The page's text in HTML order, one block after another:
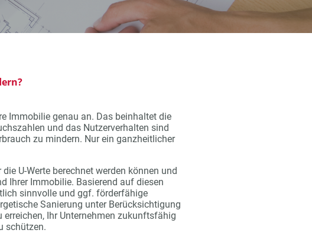
Immobilie genau an. Das beinhaltet die
und das Nutzerverhalten sind
zu mindern. Nur ein ganzheitlicher
U-Werte berechnet werden können und
Ihrer Immobilie. Basierend auf diesen
sinnvolle und ggf. förderfähige
Sanierung unter Berücksichtigung
erreichen, Ihr Unternehmen zukunftsfähig
schützen.